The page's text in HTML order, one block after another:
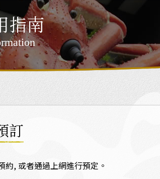
指南
訂
, 或者通過上網進行預定。
×